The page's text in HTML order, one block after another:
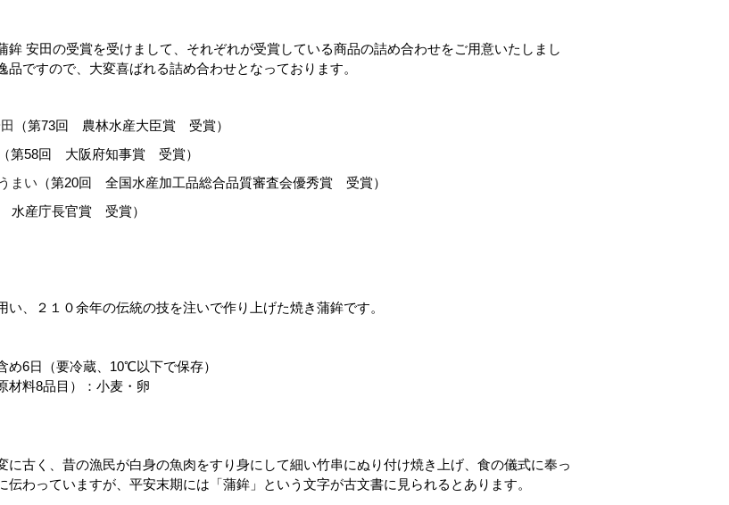
鉾 安田の受賞を受けまして、それぞれが受賞している商品の詰め合わせをご用意いたしまし
品ですので、大変喜ばれる詰め合わせとなっております。
（第73回 農林水産大臣賞 受賞）
（第58回 大阪府知事賞 受賞）
まい （第20回 全国水産加工品総合品質審査会優秀賞 受賞）
水産庁長官賞 受賞）
い、２１０余年の伝統の技を注いで作り上げた焼き蒲鉾です。
め6日（要冷蔵、10℃以下で保存）
材料8品目）：小麦・卵
に古く、昔の漁民が白身の魚肉をすり身にして細い竹串にぬり付け焼き上げ、食の儀式に奉っ
伝わっていますが、平安末期には「蒲鉾」という文字が古文書に見られるとあります。